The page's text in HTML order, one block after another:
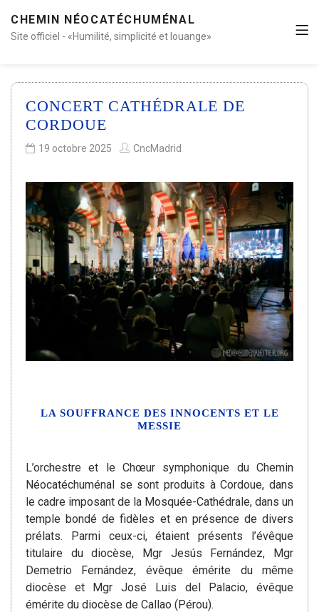
CHEMIN NÉOCATÉCHUMÉNAL
Site officiel - «Humilité, simplicité et louange»
CONCERT CATHÉDRALE DE
CORDOUE
19 octobre 2025 CncMadrid
LA SOUFFRANCE DES INNOCENTS ET LE
MESSIE
L’orchestre et le Chœur symphonique du Chemin
Néocatéchuménal se sont produits à Cordoue, dans
le cadre imposant de la Mosquée-Cathédrale, dans un
temple bondé de fidèles et en présence de divers
prélats. Parmi ceux-ci, étaient présents l’évêque
titulaire du diocèse, Mgr Jesús Fernández, Mgr
Demetrio Fernández, évêque émérite du même
diocèse et Mgr José Luis del Palacio, évêque
émérite du diocèse de Callao (Pérou).